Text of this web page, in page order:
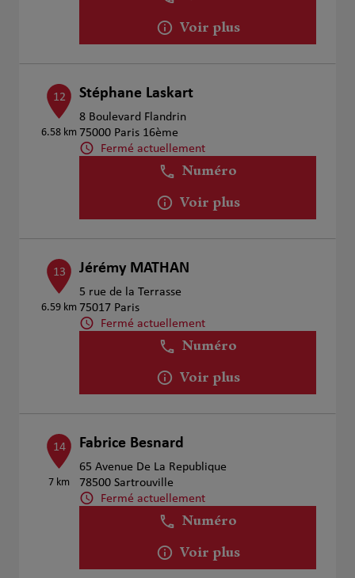
Voir plus
12
6.58 km
Stéphane Laskart
8 Boulevard Flandrin
75000 Paris 16ème
Fermé actuellement
Numéro
Voir plus
13
6.59 km
Jérémy MATHAN
5 rue de la Terrasse
75017 Paris
Fermé actuellement
Numéro
Voir plus
14
7 km
Fabrice Besnard
65 Avenue De La Republique
78500 Sartrouville
Fermé actuellement
Numéro
Voir plus